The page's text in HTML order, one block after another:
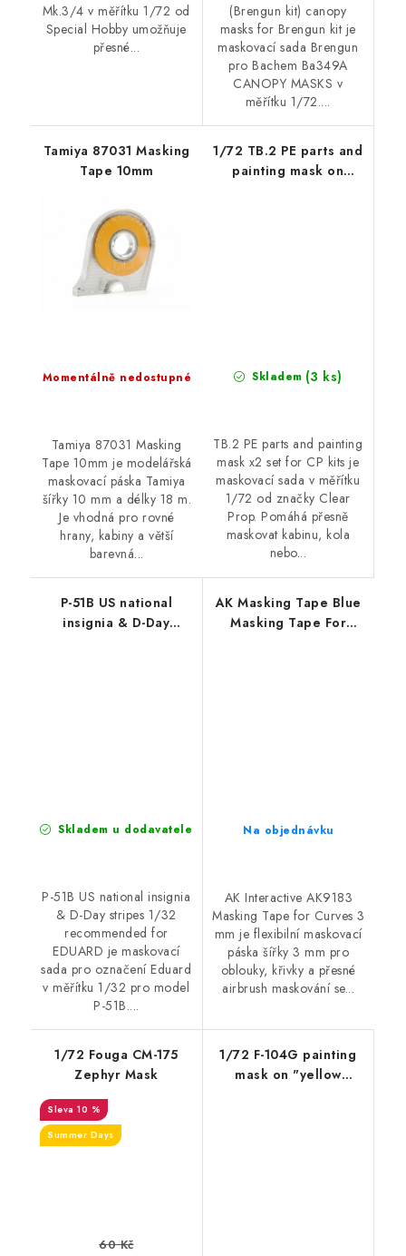
Mk.3/4 v měřítku 1/72 od
Special Hobby umožňuje
přesné...
(Brengun kit) canopy
masks for Brengun kit je
maskovací sada Brengun
pro Bachem Ba349A
CANOPY MASKS v
měřítku 1/72....
Tamiya 87031 Masking
Tape 10mm
Momentálně nedostupné
Tamiya 87031 Masking
Tape 10mm je modelářská
maskovací páska Tamiya
šířky 10 mm a délky 18 m.
Je vhodná pro rovné
hrany, kabiny a větší
barevná...
1/72 TB.2 PE parts and
painting mask on
Skladem (3 ks)
TB.2 PE parts and painting
mask x2 set for CP kits je
maskovací sada v měřítku
1/72 od značky Clear
Prop. Pomáhá přesně
maskovat kabinu, kola
nebo...
P-51B US national
insignia & D-Day
Skladem u dodavatele
P-51B US national insignia
& D-Day stripes 1/32
recommended for
EDUARD je maskovací
sada pro označení Eduard
v měřítku 1/32 pro model
P-51B....
AK Masking Tape Blue
Masking Tape For
Na objednávku
AK Interactive AK9183
Masking Tape for Curves 3
mm je flexibilní maskovací
páska šířky 3 mm pro
oblouky, křivky a přesné
airbrush maskování se...
1/72 Fouga CM-175
Zephyr Mask
10 %
Summer Days
60 Kč
1/72 F-104G painting
mask on "yellow